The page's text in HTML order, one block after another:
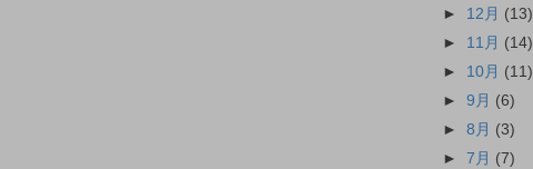
► 12月 (13)
► 11月 (14)
► 10月 (11)
►9月 (6)
►8月 (3)
►7月 (7)